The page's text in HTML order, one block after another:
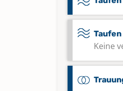
Taufen
Keine